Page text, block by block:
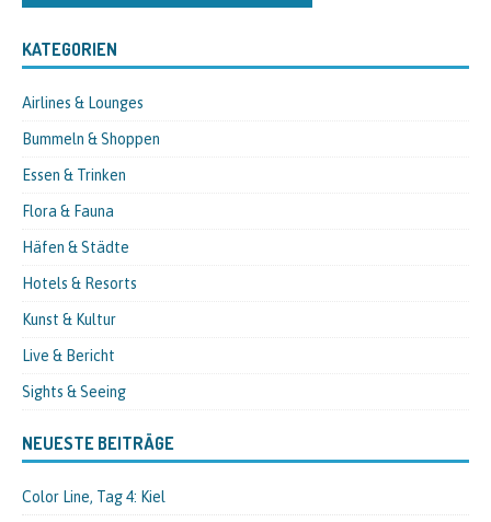
KATEGORIEN
Airlines & Lounges
Bummeln & Shoppen
Essen & Trinken
Flora & Fauna
Häfen & Städte
Hotels & Resorts
Kunst & Kultur
Live & Bericht
Sights & Seeing
NEUESTE BEITRÄGE
Color Line, Tag 4: Kiel